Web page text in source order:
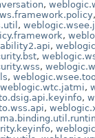
,
,
,
,
,
,
,
,
weblogic.wtc.jatmi,
,
,
,